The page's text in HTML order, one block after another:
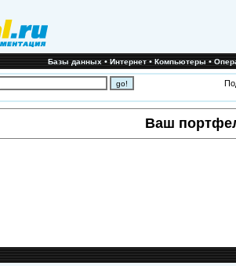
Базы данных•Интернет•Компьютеры•
Ваш